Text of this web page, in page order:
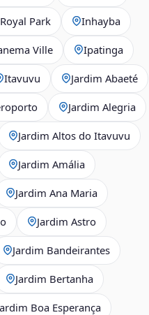
Park Inhayba
Ville Ipatinga
Itavuvu Jardim Abaeté
Jardim Alegria
Jardim Altos do Itavuvu
Jardim Amália
Jardim Ana Maria
Jardim Astro
Jardim Bandeirantes
Jardim Bertanha
Boa Esperança